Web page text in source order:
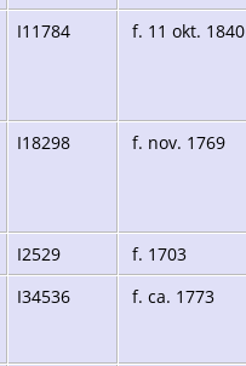
I11784 f. 11 okt. 1840
I18298 f. nov. 1769
I2529
f. 1703
I34536 f. ca. 1773